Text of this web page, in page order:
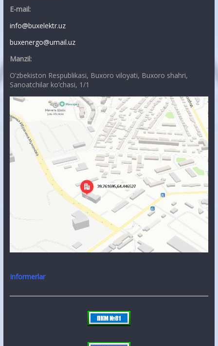
E-mail:
info@buxelektr.uz
buxenergo@umail.uz
Manzil:
O’zbekiston Respublikasi, Buxoro viloyati, Buxoro shahri,
Sanoatchilar ko’chasi, 1/1
Informerlar